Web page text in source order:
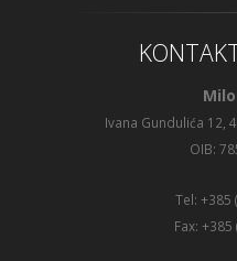
Ivana Gundulića 12,
OIB:
Tel: +385
Fax: